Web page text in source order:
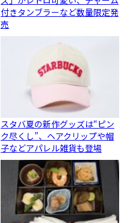
付きタンブラーなど数量限定発
売
スタバ夏の新作グッズは“ピン
ク尽くし”、ヘアクリップや帽
子などアパレル雑貨も登場